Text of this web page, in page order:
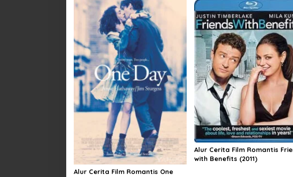
Alur Cerita Film Romantis One
Alur Cerita Film Romantis
with Benefits (2011)